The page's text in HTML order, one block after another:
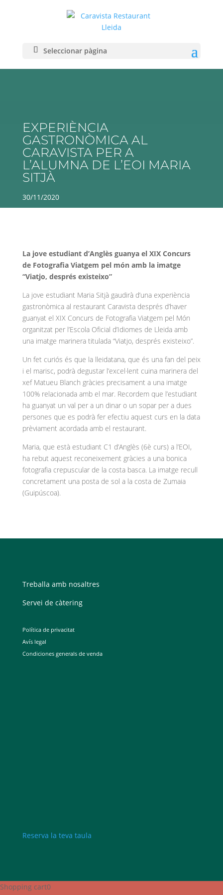
Seleccionar pàgina
EXPERIÈNCIA
GASTRONÒMICA AL
CARAVISTA PER A
L’ALUMNA DE L’EOI MARIA
SITJÀ
30/11/2020
La jove estudiant d’Anglès guanya el XIX Concurs
de Fotografia Viatgem pel món amb la imatge
“Viatjo, després existeixo”
La jove estudiant Maria Sitjà gaudirà d’una experiència
gastronòmica al restaurant Caravista després d’haver
guanyat el XIX Concurs de Fotografia Viatgem pel Món
organitzat per l’Escola Oficial d’Idiomes de Lleida amb
una imatge marinera titulada “Viatjo, després existeixo”.
Un fet curiós és que la lleidatana, que és una fan del peix
i el marisc, podrà degustar l’excel·lent cuina marinera del
xef Matueu Blanch gràcies precisament a una imatge
100% relacionada amb el mar. Recordem que l’estudiant
ha guanyat un val per a un dinar o un sopar per a dues
persones que es podrà fer efectiu aquest curs en la data
prèviament acordada amb el restaurant.
Maria, que està estudiant C1 d’Anglès (6è curs) a l’EOI,
ha rebut aquest reconeixement gràcies a una bonica
fotografia crepuscular de la costa basca. La imatge recull
concretament una posta de sol a la costa de Zumaia
(Guipúscoa).
Treballa amb nosaltres
Servei de càtering
Política de privacitat
Avís legal
Condiciones generals de venda
Reserva la teva taula
Shopping cart0